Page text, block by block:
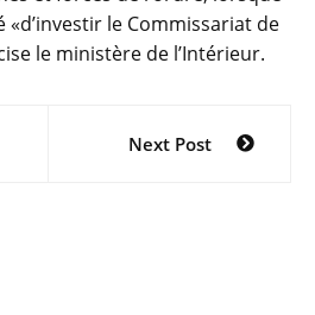
le Commissariat de
le ministère de l’Intérieur.
Next Post